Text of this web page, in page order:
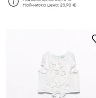
Най-ниска цена:23,90 €